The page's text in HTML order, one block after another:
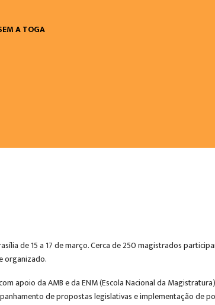
A TOGA
de 15 a 17 de março. Cerca de 250 magistrados
organizado.
apoio da AMB e da ENM (Escola Nacional da
de propostas legislativas e implementação de